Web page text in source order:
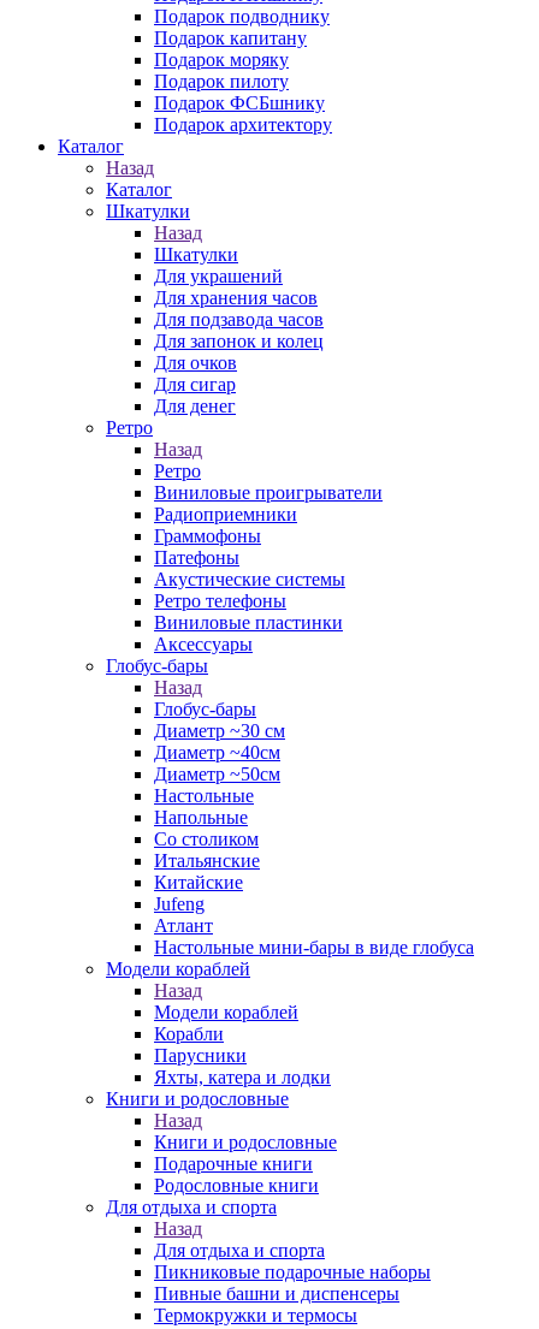
Подарок подводнику
Подарок капитану
Подарок моряку
Подарок пилоту
Подарок ФСБшнику
Подарок архитектору
Каталог
Назад
Каталог
Шкатулки
Назад
Шкатулки
Для украшений
Для хранения часов
Для подзавода часов
Для запонок и колец
Для очков
Для сигар
Для денег
Ретро
Назад
Ретро
Виниловые проигрыватели
Радиоприемники
Граммофоны
Патефоны
Акустические системы
Ретро телефоны
Виниловые пластинки
Аксессуары
Глобус-бары
Назад
Глобус-бары
Диаметр ~30 см
Диаметр ~40см
Диаметр ~50см
Настольные
Напольные
Со столиком
Итальянские
Китайские
Jufeng
Атлант
Настольные мини-бары в виде глобуса
Модели кораблей
Назад
Модели кораблей
Корабли
Парусники
Яхты, катера и лодки
Книги и родословные
Назад
Книги и родословные
Подарочные книги
Родословные книги
Для отдыха и спорта
Назад
Для отдыха и спорта
Пикниковые подарочные наборы
Пивные башни и диспенсеры
Термокружки и термосы